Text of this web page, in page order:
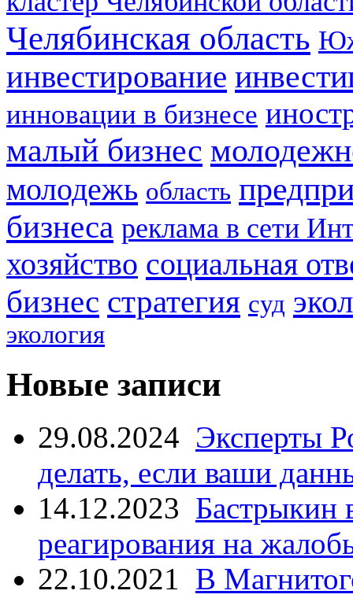
Челябинская область
инвестирование
инновации в бизнесе
малый бизнес
молодежь область
бизнеса реклама в сети
хозяйство социальная
бизнес стратегия суд
экология
Новые записи
29.08.2024 Эксперты
делать, если ваши
14.12.2023 Бастрыкин
реагирования на
22.10.2021 В